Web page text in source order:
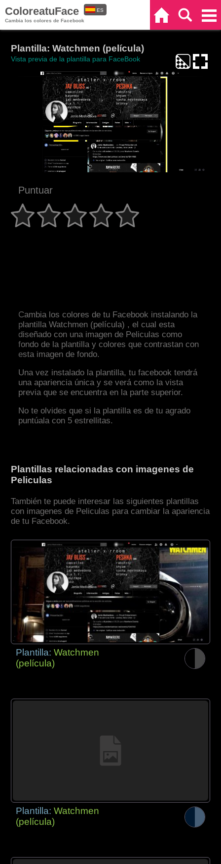
ColoreatuFace
Cambia los colores de Facebook
ES
Plantilla: Watchmen (película)
Vista previa de la plantilla para FaceBook
Puntuar
Cambia los colores de tu Facebook instalando la
plantilla Watchmen (película) , el cual esta
diseñado con una imagen de Peliculas como
fondo de la plantilla y colores que contrastan con
esta imagen de fondo.
Una vez instalado la plantilla, tu facebook tendrá
una apariencia única y se verá como la vista
previa que se encuentra en la parte superior.
No te olvides que si la plantilla es de tu agrado
puntúala con 5 estrellitas.
Plantillas relacionadas con imagenes de
Peliculas
También te puede interesar las siguientes plantillas
con imagenes de Peliculas para cambiar la apariencia
de tu Facebook.
Plantilla:Watchmen
(película)
Plantilla:Watchmen
(película)